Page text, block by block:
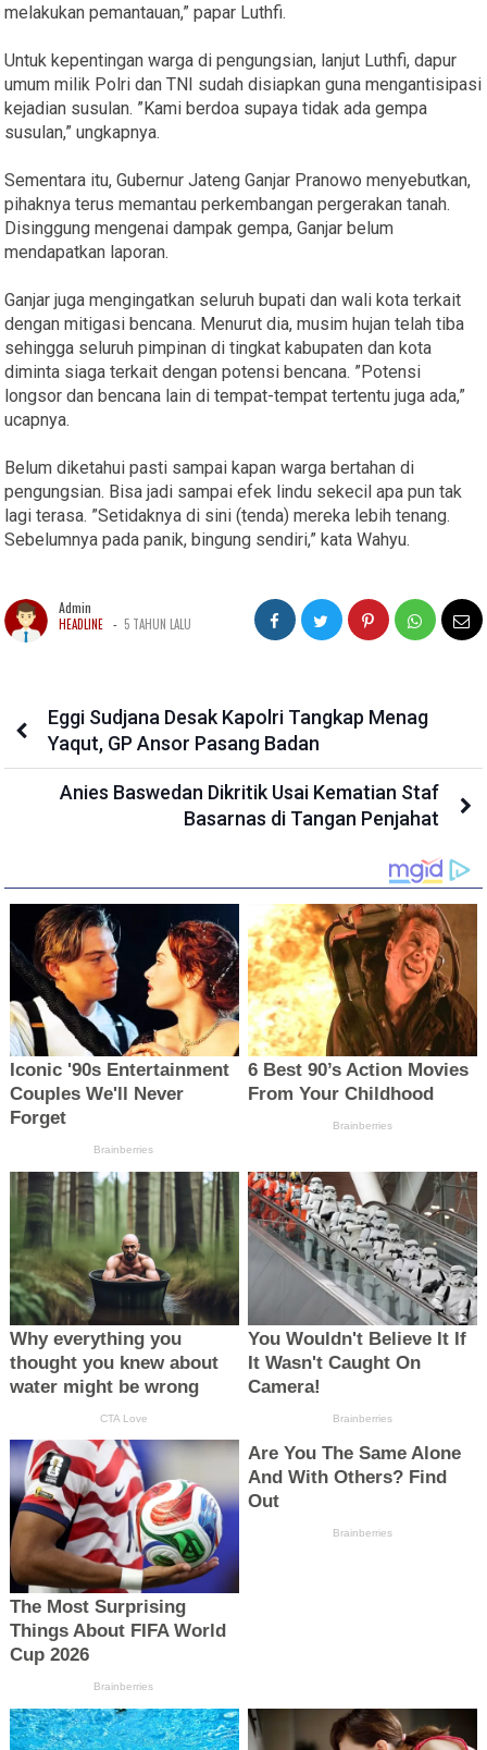
melakukan pemantauan,” papar Luthfi.
Untuk kepentingan warga di pengungsian, lanjut Luthfi, dapur
umum milik Polri dan TNI sudah disiapkan guna mengantisipasi
kejadian susulan. ”Kami berdoa supaya tidak ada gempa
susulan,” ungkapnya.
Sementara itu, Gubernur Jateng Ganjar Pranowo menyebutkan,
pihaknya terus memantau perkembangan pergerakan tanah.
Disinggung mengenai dampak gempa, Ganjar belum
mendapatkan laporan.
Ganjar juga mengingatkan seluruh bupati dan wali kota terkait
dengan mitigasi bencana. Menurut dia, musim hujan telah tiba
sehingga seluruh pimpinan di tingkat kabupaten dan kota
diminta siaga terkait dengan potensi bencana. ”Potensi
longsor dan bencana lain di tempat-tempat tertentu juga ada,”
ucapnya.
Belum diketahui pasti sampai kapan warga bertahan di
pengungsian. Bisa jadi sampai efek lindu sekecil apa pun tak
lagi terasa. ”Setidaknya di sini (tenda) mereka lebih tenang.
Sebelumnya pada panik, bingung sendiri,” kata Wahyu.
Admin
HEADLINE - 5 TAHUN LALU
Eggi Sudjana Desak Kapolri Tangkap Menag
Yaqut, GP Ansor Pasang Badan
Anies Baswedan Dikritik Usai Kematian Staf
Basarnas di Tangan Penjahat